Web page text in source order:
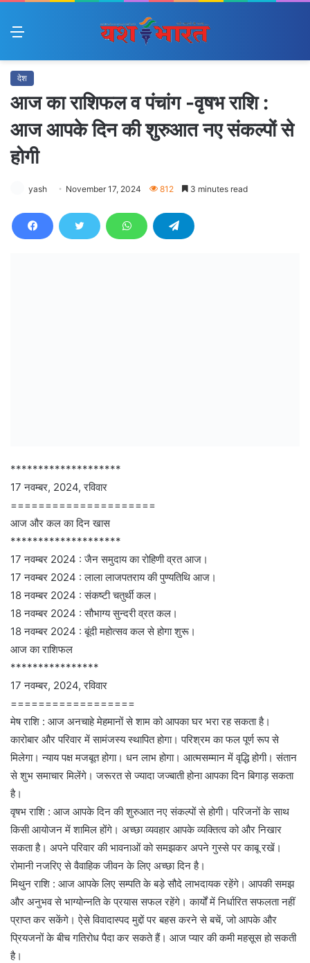
Menu
देश
आज का राशिफल व पंचांग -वृषभ राशि :
आज आपके दिन की शुरुआत नए संकल्पों से
होगी
yash November 17, 2024 812 3 minutes read
********************
17 नवम्बर, 2024, रविवार
=====================
आज और कल का दिन खास
********************
17 नवम्बर 2024 : जैन समुदाय का रोहिणी व्रत आज।
17 नवम्बर 2024 : लाला लाजपतराय की पुण्यतिथि आज।
18 नवम्बर 2024 : संकष्टी चतुर्थी कल।
18 नवम्बर 2024 : सौभाग्य सुन्दरी व्रत कल।
18 नवम्बर 2024 : बूंदी महोत्सव कल से होगा शुरू।
आज का राशिफल
****************
17 नवम्बर, 2024, रविवार
==================
मेष राशि : आज अनचाहे मेहमानों से शाम को आपका घर भरा रह सकता है।
कारोबार और परिवार में सामंजस्य स्थापित होगा। परिश्रम का फल पूर्ण रूप से
मिलेगा। न्याय पक्ष मजबूत होगा। धन लाभ होगा। आत्मसम्मान में वृद्धि होगी। संतान
से शुभ समाचार मिलेंगे। जरूरत से ज्यादा जज्बाती होना आपका दिन बिगाड़ सकता
है।
वृषभ राशि : आज आपके दिन की शुरुआत नए संकल्पों से होगी। परिजनों के साथ
किसी आयोजन में शामिल होंगे। अच्छा व्यवहार आपके व्यक्तित्व को और निखार
सकता है। अपने परिवार की भावनाओं को समझकर अपने गुस्से पर काबू रखें।
रोमानी नजरिए से वैवाहिक जीवन के लिए अच्छा दिन है।
मिथुन राशि : आज आपके लिए सम्पति के बड़े सौदे लाभदायक रहेंगे। आपकी समझ
और अनुभव से भाग्योन्नति के प्रयास सफल रहेंगे। कार्यों में निर्धारित सफलता नहीं
प्राप्त कर सकेंगे। ऐसे विवादास्पद मुद्दों पर बहस करने से बचें, जो आपके और
प्रियजनों के बीच गतिरोध पैदा कर सकते हैं। आज प्यार की कमी महसूस हो सकती
है।